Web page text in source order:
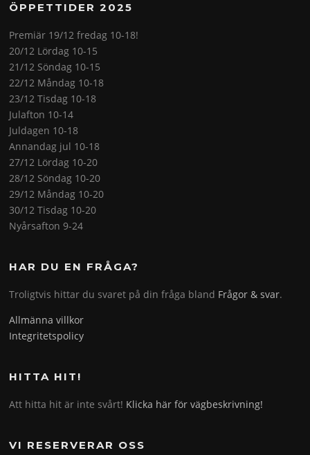
ÖPPETTIDER 2025
Premiär 19/12 fredag 10-18!
20/12 Lördag 10-15
21/12 Söndag 10-15
22/12 Måndag 10-18
23/12 Tisdag 10-18
Julafton 10-14
Juldagen 10-18
Annandag jul 10-18
27/12 Lördag 10-20
28/12 Söndag 10-20
29/12 Måndag 10-20
30/12 Tisdag 10-20
Nyårsafton 9-24
HAR DU EN FRÅGA?
Troligtvis hittar du svaret på din fråga bland Frågor & svar.
Allmänna villkor
Integritetspolicy
HITTA HIT!
Att hitta hit är inte svårt! Klicka här för vägbeskrivning!
VI RESERVERAR OSS